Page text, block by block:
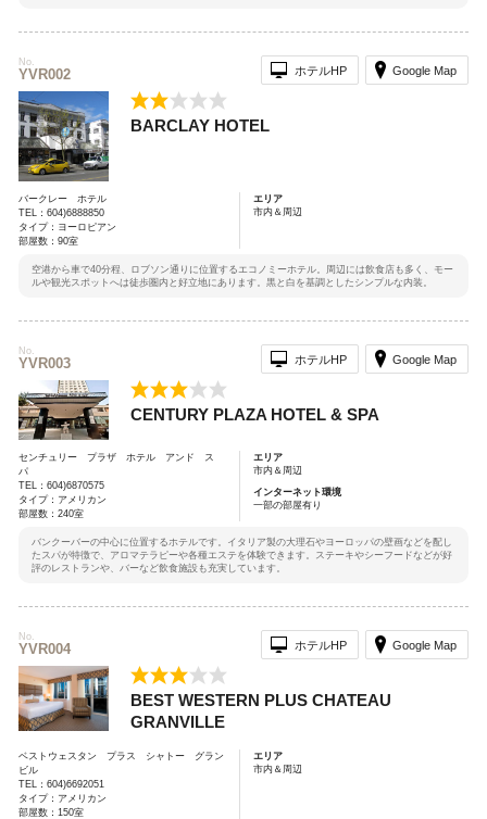
No.
YVR002
BARCLAY HOTEL
バークレー ホテル
TEL：604)6888850
タイプ：ヨーロピアン
部屋数：90室
エリア
市内＆周辺
空港から車で40分程、ロブソン通りに位置するエコノミーホテル。周辺には飲食店も多く、モー
ルや観光スポットへは徒歩圏内と好立地にあります。黒と白を基調としたシンプルな内装。
ホテルHP Google Map
No.
YVR003
CENTURY PLAZA HOTEL & SPA
センチュリー プラザ ホテル アンド ス
パ
TEL：604)6870575
タイプ：アメリカン
部屋数：240室
エリア
市内＆周辺
インターネット環境
一部の部屋有り
バンクーバーの中心に位置するホテルです。イタリア製の大理石やヨーロッパの壁画などを配し
たスパが特徴で、アロマテラピーや各種エステを体験できます。ステーキやシーフードなどが好
評のレストランや、バーなど飲食施設も充実しています。
ホテルHP Google Map
No.
YVR004
BEST WESTERN PLUS CHATEAU
GRANVILLE
ベストウェスタン プラス シャトー グラン
ビル
TEL：604)6692051
タイプ：アメリカン
部屋数：150室
エリア
市内＆周辺
ホテルHP Google Map